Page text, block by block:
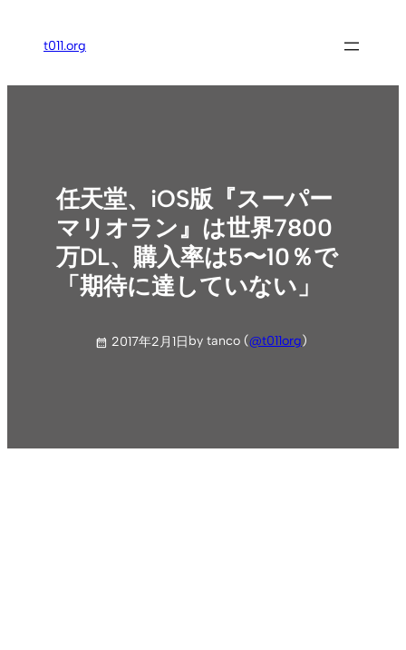
ス
t011.org
任天堂、iOS版『スーパー
マリオラン』は世界7800
万DL、購入率は5〜10％で
「期待に達していない」
2017年2月1日by tanco (@t011org)